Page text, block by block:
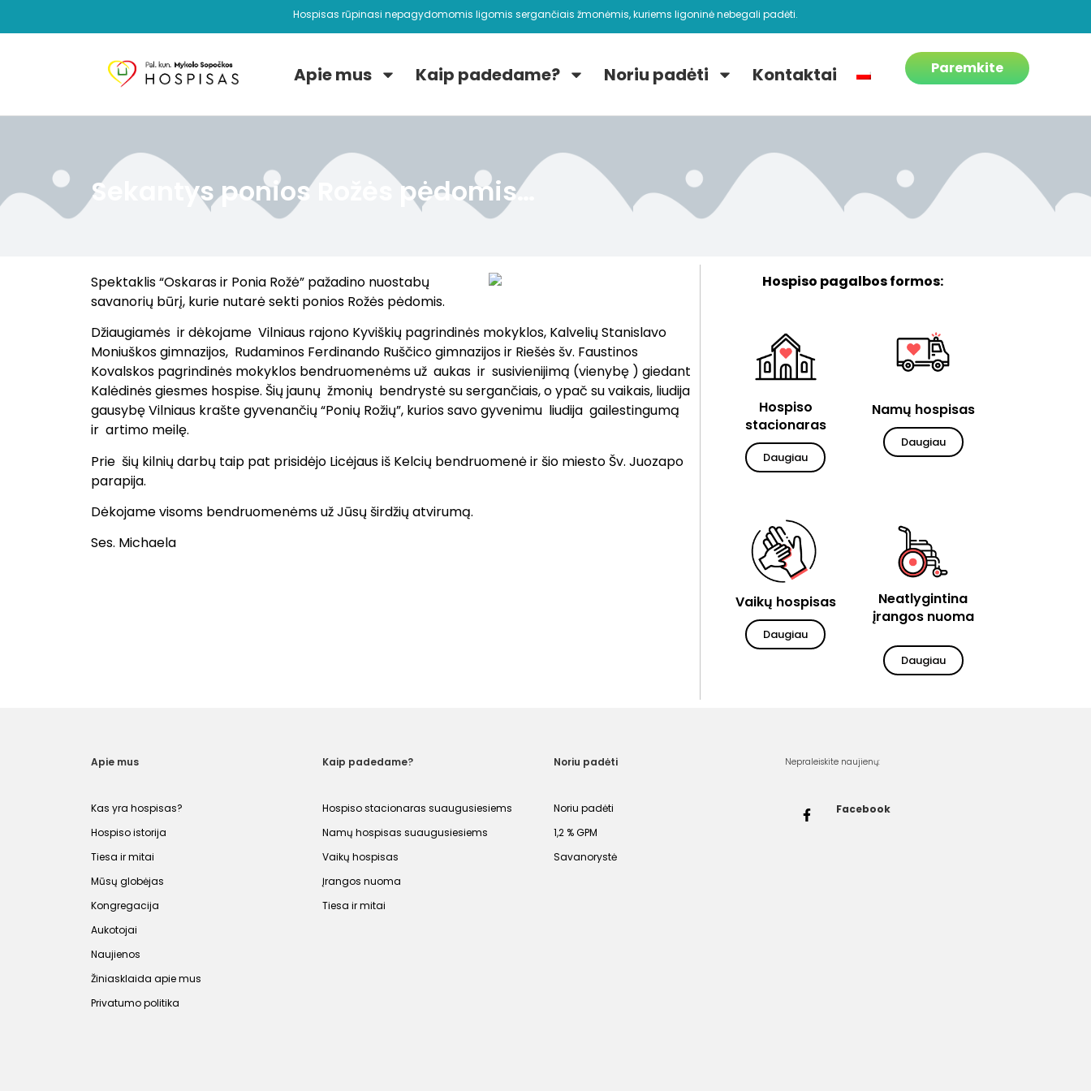
Hospisas rūpinasi nepagydomomis ligomis sergančiais žmonėmis, kuriems ligoninė nebegali padėti.
Apie mus Kaip padedame? Noriu padėti Kontaktai Paremkite
Sekantys ponios Rožės pėdomis…
Spektaklis “Oskaras ir Ponia Rožė” pažadino nuostabų
savanorių būrį, kurie nutarė sekti ponios Rožės pėdomis.
Džiaugiamės ir dėkojame Vilniaus rajono Kyviškių pagrindinės mokyklos, Kalvelių Stanislavo
Moniuškos gimnazijos, Rudaminos Ferdinando Ruščico gimnazijos ir Riešės šv. Faustinos
Kovalskos pagrindinės mokyklos bendruomenėms už aukas ir susivienijimą (vienybę ) giedant
Kalėdinės giesmes hospise. Šių jaunų žmonių bendrystė su sergančiais, o ypač su vaikais, liudija
gausybę Vilniaus krašte gyvenančių “Ponių Rožių”, kurios savo gyvenimu liudija gailestingumą
ir artimo meilę.
Prie šių kilnių darbų taip pat prisidėjo Licėjaus iš Kelcių bendruomenė ir šio miesto Šv. Juozapo
parapija.
Dėkojame visoms bendruomenėms už Jūsų širdžių atvirumą.
Ses. Michaela
Hospiso pagalbos formos:
Hospiso
stacionaras
Daugiau
Namų hospisas
Daugiau
Vaikų hospisas
Daugiau
Neatlygintina
įrangos nuoma
Daugiau
Apie mus
Kas yra hospisas?
Hospiso istorija
Tiesa ir mitai
Mūsų globėjas
Kongregacija
Aukotojai
Naujienos
Žiniasklaida apie mus
Privatumo politika
Kaip padedame?
Hospiso stacionaras suaugusiesiems
Namų hospisas suaugusiesiems
Vaikų hospisas
Įrangos nuoma
Tiesa ir mitai
Noriu padėti
Noriu padėti
1,2 % GPM
Savanorystė
Nepraleiskite naujienų:
Facebook